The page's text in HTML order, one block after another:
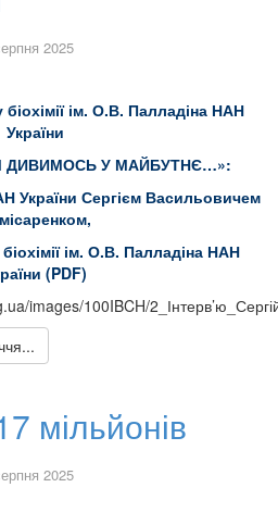
2025
біохімії ім. О.В. Палладіна НАН
України
ДИВИМОСЬ У МАЙБУТНЄ…»:
України Сергієм Васильовичем
ім. О.В. Палладіна НАН
(PDF)
images/100IBCH/
мільйонів
2025